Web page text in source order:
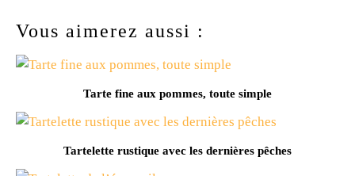
Vous aimerez aussi :
Tarte fine aux pommes, toute simple
Tartelette rustique avec les dernières pêches